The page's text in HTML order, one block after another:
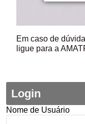
Em caso de
ligue para a
Login
Nome de Usuário